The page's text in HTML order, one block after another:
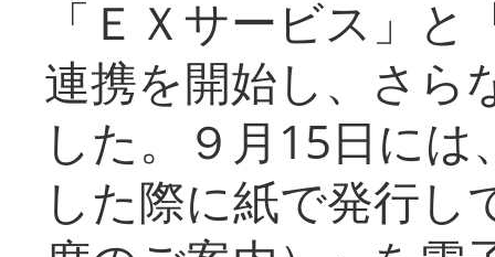
「ＥＸサービス」
連携を開始し、さら
した。９月15日に
した際に紙で発行し